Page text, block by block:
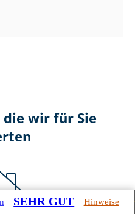
die wir für Sie
SEHR GUT Hinweise